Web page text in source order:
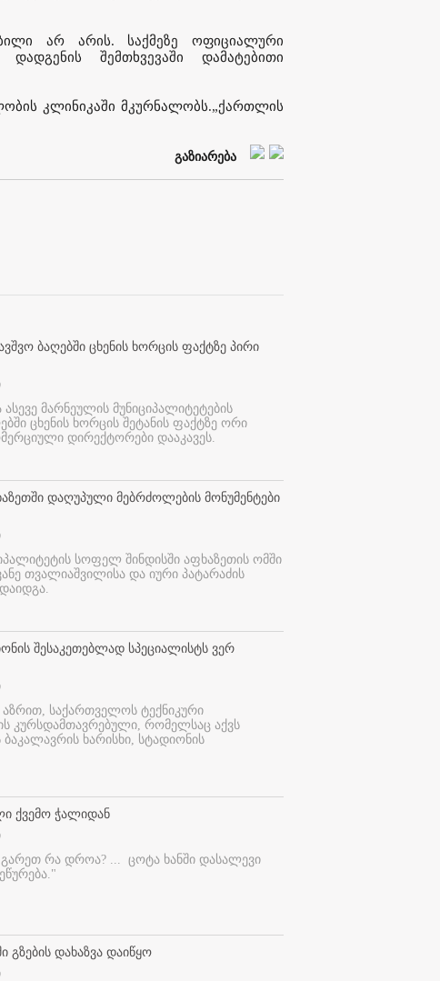
არ არის. საქმეზე ოფიციალური
შემთხვევაში დამატებითი
კლინიკაში მკურნალობს.„ქართლის
გაზიარება
ბაღებში ცხენის ხორცის ფაქტზე პირი
მარნეულის მუნიციპალიტეტების
ცხენის ხორცის შეტანის ფაქტზე ორი
დირექტორები დააკავეს.
დაღუპული მებრძოლების მონუმენტები
სოფელ შინდისში აფხაზეთის ომში
თვალიაშვილისა და იური პატარაძის
შესაკეთებლად სპეციალისტს ვერ
საქართველოს ტექნიკური
კურსდამთავრებული, რომელსაც აქვს
ხარისხი, სტადიონის
ქვემო ჭალიდან
გარეთ რა დროა? ... ცოტა ხანში დასალევი
გზების დახაზვა დაიწყო